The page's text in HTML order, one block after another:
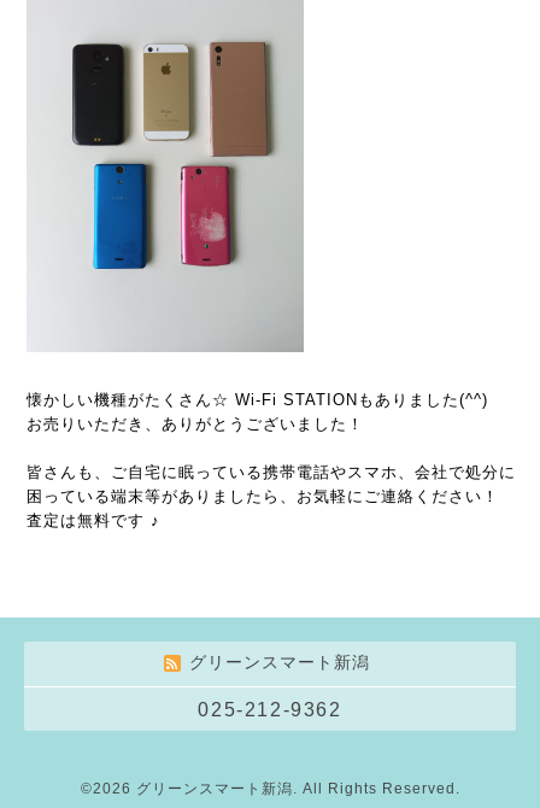
懐かしい機種がたくさん☆ Wi-Fi STATIONもありました(^^)
お売りいただき、ありがとうございました！
皆さんも、ご自宅に眠っている携帯電話やスマホ、会社で処分に
困っている端末等がありましたら、お気軽にご連絡ください！
査定は無料です ♪
グリーンスマート新潟
025-212-9362
©2026 グリーンスマート新潟. All Rights Reserved.